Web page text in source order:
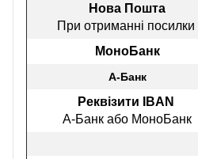
Нова Пошта
При отриманні посилки
МоноБанк
А-Банк
Реквізити IBAN
А-Банк або МоноБанк